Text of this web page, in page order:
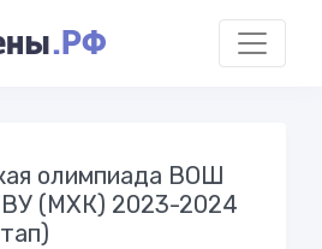
.РФ
олимпиада ВОШ
(МХК) 2023-2024